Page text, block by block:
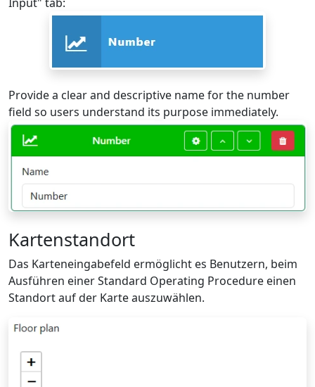
Provide a clear and descriptive name for the number
field so users understand its purpose immediately.
Kartenstandort
Das Karteneingabefeld ermöglicht es Benutzern, beim
Ausführen einer Standard Operating Procedure einen
Standort auf der Karte auszuwählen.